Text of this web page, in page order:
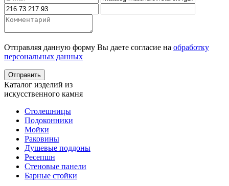
Отправляя данную форму Вы даете согласие на обработку
персональных данных
Каталог изделий из
искусственного камня
Столешницы
Подоконники
Мойки
Раковины
Душевые поддоны
Ресепшн
Стеновые панели
Барные стойки